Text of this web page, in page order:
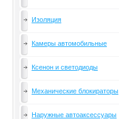
Изоляция
Камеры автомобильные
Ксенон и светодиоды
Механические блокираторы
Наружные автоаксессуары